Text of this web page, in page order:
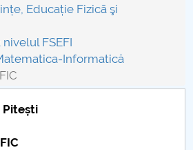
al Proiectelor
Educație Fizicã şi
FSEFI
Informatică
Pitești